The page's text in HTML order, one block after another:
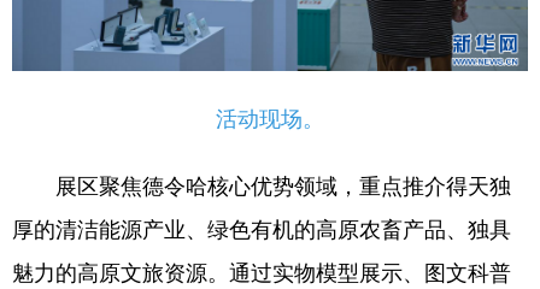
活动现场。
展区聚焦德令哈核心优势领域，重点推介得天独
厚的清洁能源产业、绿色有机的高原农畜产品、独具
魅力的高原文旅资源。通过实物模型展示、图文科普